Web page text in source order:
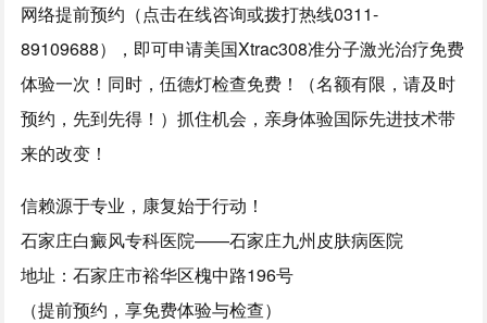
网络提前预约（点击在线咨询或拨打热线0311-
89109688），即可申请美国Xtrac308准分子激光治疗免费
体验一次！同时，伍德灯检查免费！（名额有限，请及时
预约，先到先得！）抓住机会，亲身体验国际先进技术带
来的改变！
信赖源于专业，康复始于行动！
石家庄白癜风专科医院——石家庄九州皮肤病医院
地址：石家庄市裕华区槐中路196号
（提前预约，享免费体验与检查）